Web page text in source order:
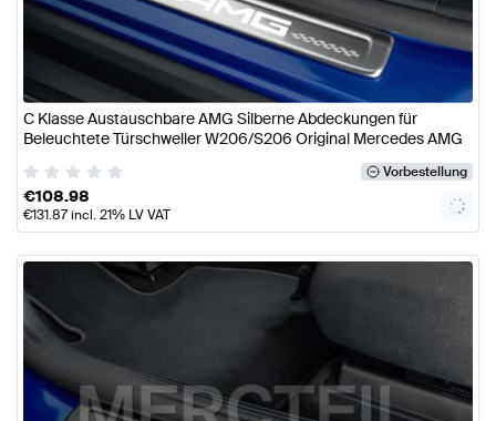
C Klasse Austauschbare AMG Silberne Abdeckungen für
Beleuchtete Türschweller W206/S206 Original Mercedes AMG
Vorbestellung
€108.98
€131.87incl. 21% LV VAT